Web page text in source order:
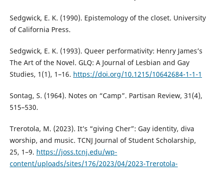
Sedgwick, E. K. (1990). Epistemology of the closet. University
of California Press.
Sedgwick, E. K. (1993). Queer performativity: Henry James’s
The Art of the Novel. GLQ: A Journal of Lesbian and Gay
Studies, 1(1), 1–16. https://doi.org/10.1215/10642684-1-1-1
Sontag, S. (1964). Notes on “Camp”. Partisan Review, 31(4),
515–530.
Trerotola, M. (2023). It’s “giving Cher”: Gay identity, diva
worship, and music. TCNJ Journal of Student Scholarship,
25, 1–9. https://joss.tcnj.edu/wp-
content/uploads/sites/176/2023/04/2023-Trerotola-